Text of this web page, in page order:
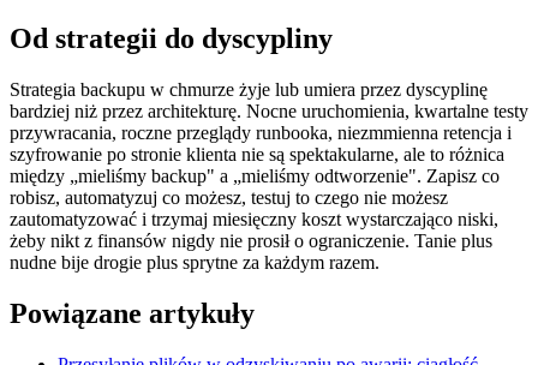
Od strategii do dyscypliny
Strategia backupu w chmurze żyje lub umiera przez dyscyplinę
bardziej niż przez architekturę. Nocne uruchomienia, kwartalne testy
przywracania, roczne przeglądy runbooka, niezmmienna retencja i
szyfrowanie po stronie klienta nie są spektakularne, ale to różnica
między „mieliśmy backup" a „mieliśmy odtworzenie". Zapisz co
robisz, automatyzuj co możesz, testuj to czego nie możesz
zautomatyzować i trzymaj miesięczny koszt wystarczająco niski,
żeby nikt z finansów nigdy nie prosił o ograniczenie. Tanie plus
nudne bije drogie plus sprytne za każdym razem.
Powiązane artykuły